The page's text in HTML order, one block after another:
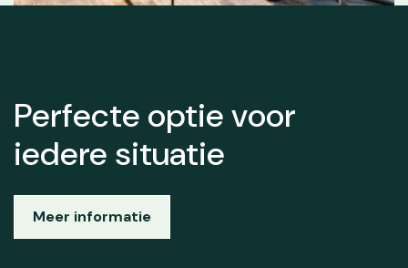
Perfecte optie voor
iedere situatie
Meer informatie